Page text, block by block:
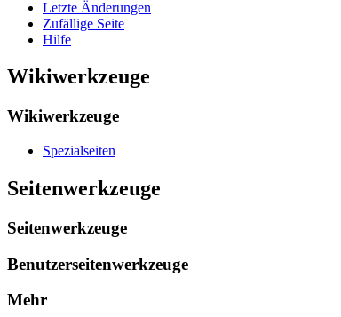
Letzte Änderungen
Zufällige Seite
Hilfe
Wikiwerkzeuge
Wikiwerkzeuge
Spezialseiten
Seitenwerkzeuge
Seitenwerkzeuge
Benutzerseitenwerkzeuge
Mehr